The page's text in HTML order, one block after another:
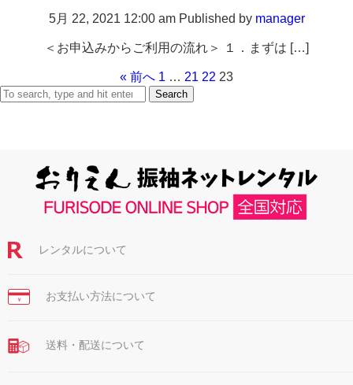
5月 22, 2021 12:00 am Published by manager
＜お申込みからご利用の流れ＞ １．まずは […]
« 前へ 1 … 21 22 23
Search
レンタルについて
￥ お支払い方法について
送料・配送について